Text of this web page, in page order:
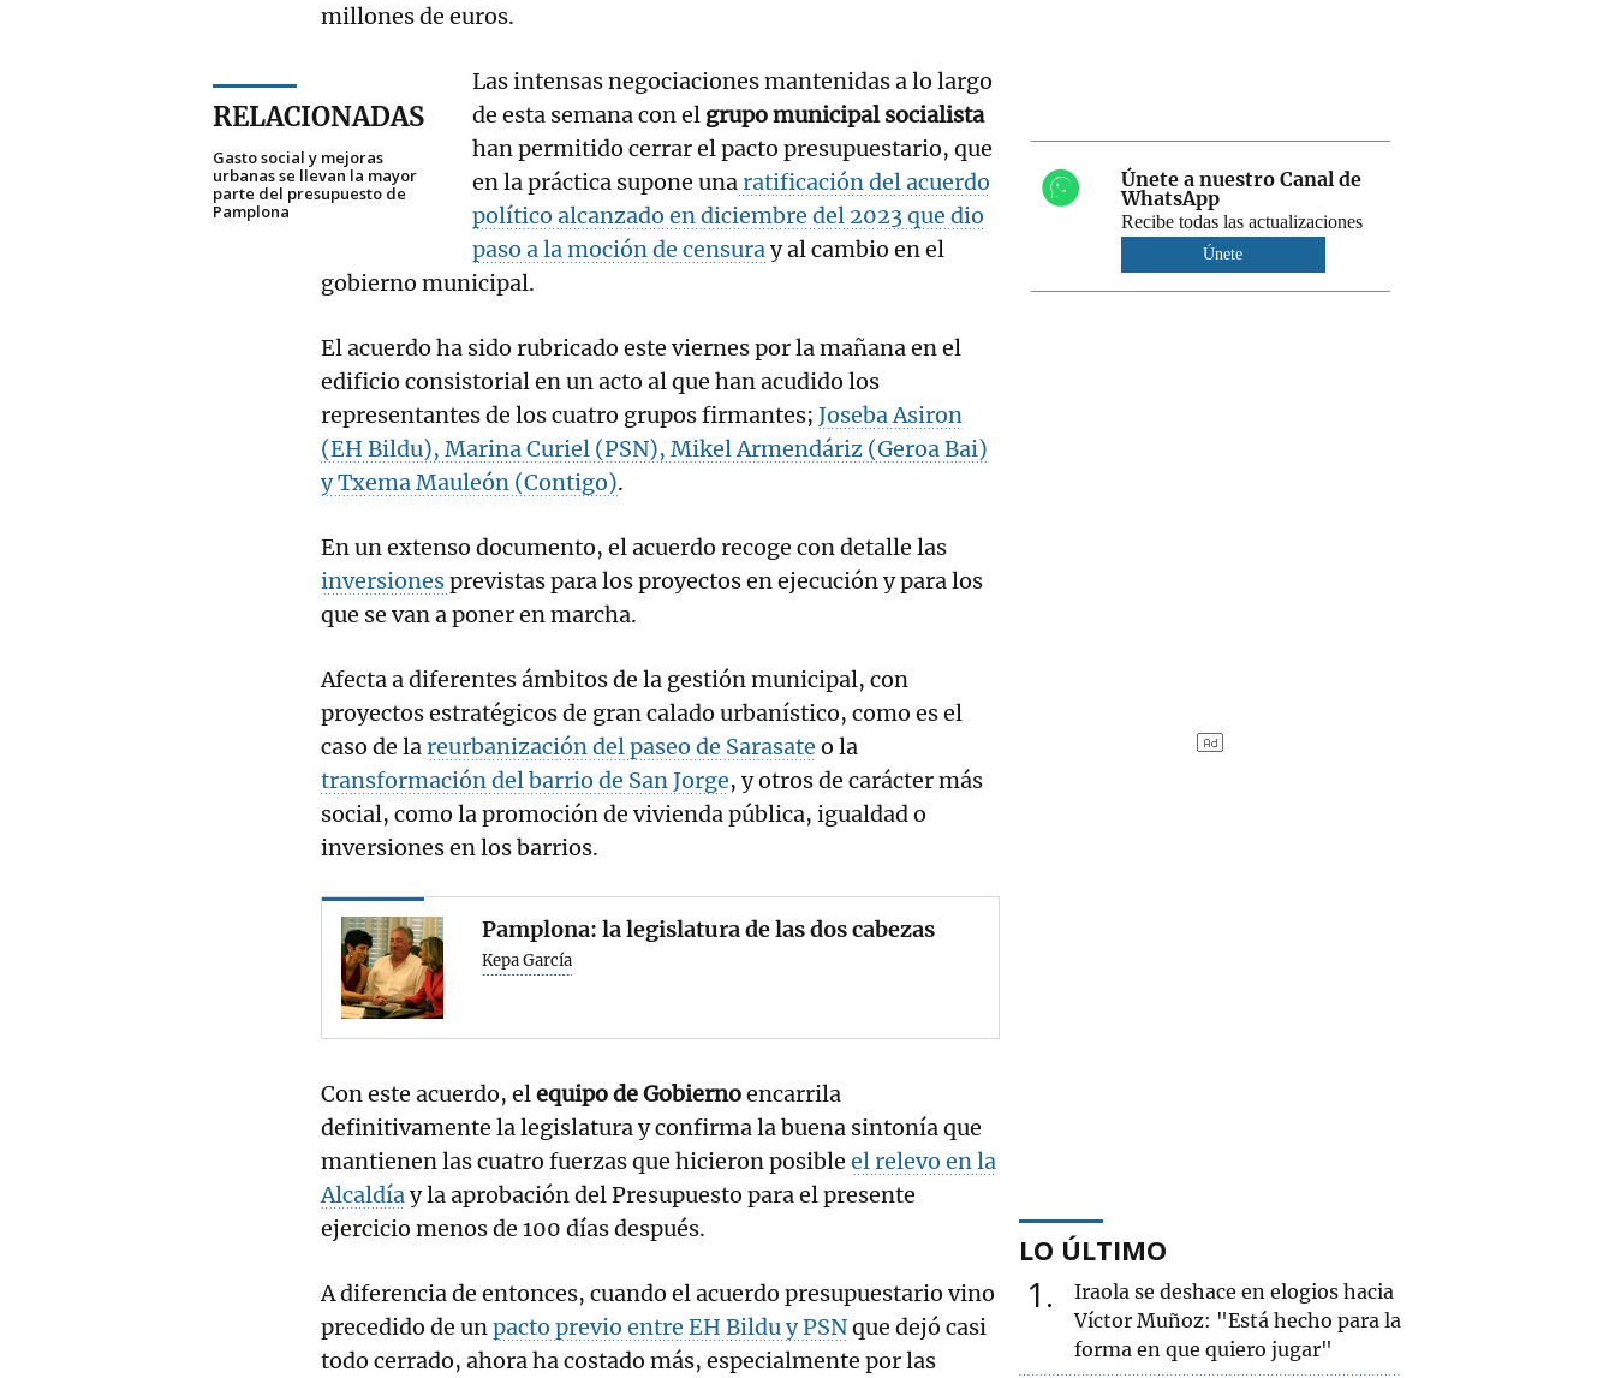
millones de euros.
RELACIONADAS
Gasto social y mejoras
urbanas se llevan la mayor
parte del presupuesto de
Pamplona
Las intensas negociaciones mantenidas a lo largo
de esta semana con el grupo municipal socialista
han permitido cerrar el pacto presupuestario, que
en la práctica supone unaratificación del acuerdo
político alcanzado en diciembre del 2023 que dio
paso a la moción de censuray al cambio en el
gobierno municipal.
El acuerdo ha sido rubricado este viernes por la mañana en el
edificio consistorial en un acto al que han acudido los
representantes de los cuatro grupos firmantes; Joseba Asiron
(EH Bildu), Marina Curiel (PSN), Mikel Armendáriz (Geroa Bai)
y Txema Mauleón (Contigo).
En un extenso documento, el acuerdo recoge con detalle las
inversionesprevistas para los proyectos en ejecución y para los
que se van a poner en marcha.
Afecta a diferentes ámbitos de la gestión municipal, con
proyectos estratégicos de gran calado urbanístico, como es el
caso de lareurbanización del paseo de Sarasate o la
transformación del barrio de San Jorge, y otros de carácter más
social, como la promoción de vivienda pública, igualdad o
inversiones en los barrios.
Pamplona: la legislatura de las dos cabezas
Kepa García
Con este acuerdo, elequipo de Gobiernoencarrila
definitivamente la legislatura y confirma la buena sintonía que
mantienen las cuatro fuerzas que hicieron posible el relevo en la
Alcaldíay la aprobación del Presupuesto para el presente
ejercicio menos de 100 días después.
A diferencia de entonces, cuando el acuerdo presupuestario vino
precedido de unpacto previo entre EH Bildu y PSNque dejó casi
todo cerrado, ahora ha costado más, especialmente por las
Únete a nuestro Canal de
WhatsApp
Recibe todas las actualizaciones
Únete
LO ÚLTIMO
1
Iraola se deshace en elogios hacia
Víctor Muñoz: "Está hecho para la
forma en que quiero jugar"